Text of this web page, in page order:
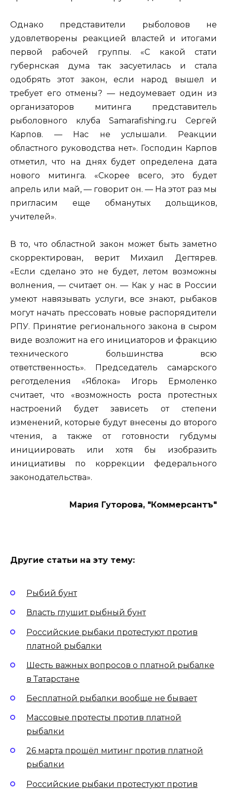
Однако представители рыболовов не
удовлетворены реакцией властей и итогами
первой рабочей группы. «С какой стати
губернская дума так засуетилась и стала
одобрять этот закон, если народ вышел и
требует его отмены? — недоумевает один из
организаторов митинга представитель
рыболовного клуба Samarafishing.ru Сергей
Карпов. — Нас не услышали. Реакции
областного руководства нет». Господин Карпов
отметил, что на днях будет определена дата
нового митинга. «Скорее всего, это будет
апрель или май, — говорит он. — На этот раз мы
пригласим еще обманутых дольщиков,
учителей».
В то, что областной закон может быть заметно
скорректирован, верит Михаил Дегтярев.
«Если сделано это не будет, летом возможны
волнения, — считает он. — Как у нас в России
умеют навязывать услуги, все знают, рыбаков
могут начать прессовать новые распорядители
РПУ. Принятие регионального закона в сыром
виде возложит на его инициаторов и фракцию
технического большинства всю
ответственность». Председатель самарского
реготделения «Яблока» Игорь Ермоленко
считает, что «возможность роста протестных
настроений будет зависеть от степени
изменений, которые будут внесены до второго
чтения, а также от готовности губдумы
инициировать или хотя бы изобразить
инициативы по коррекции федерального
законодательства».
Мария Гуторова, "Коммерсантъ"
Другие статьи на эту тему:
Рыбий бунт
Власть глушит рыбный бунт
Российские рыбаки протестуют против
платной рыбалки
Шесть важных вопросов о платной рыбалке
в Татарстане
Бесплатной рыбалки вообще не бывает
Массовые протесты против платной
рыбалки
26 марта прошёл митинг против платной
рыбалки
Российские рыбаки протестуют против